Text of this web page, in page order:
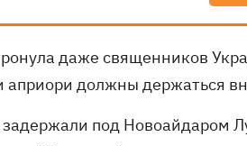
даже священников
априори должны держаться
под Новоайдаром